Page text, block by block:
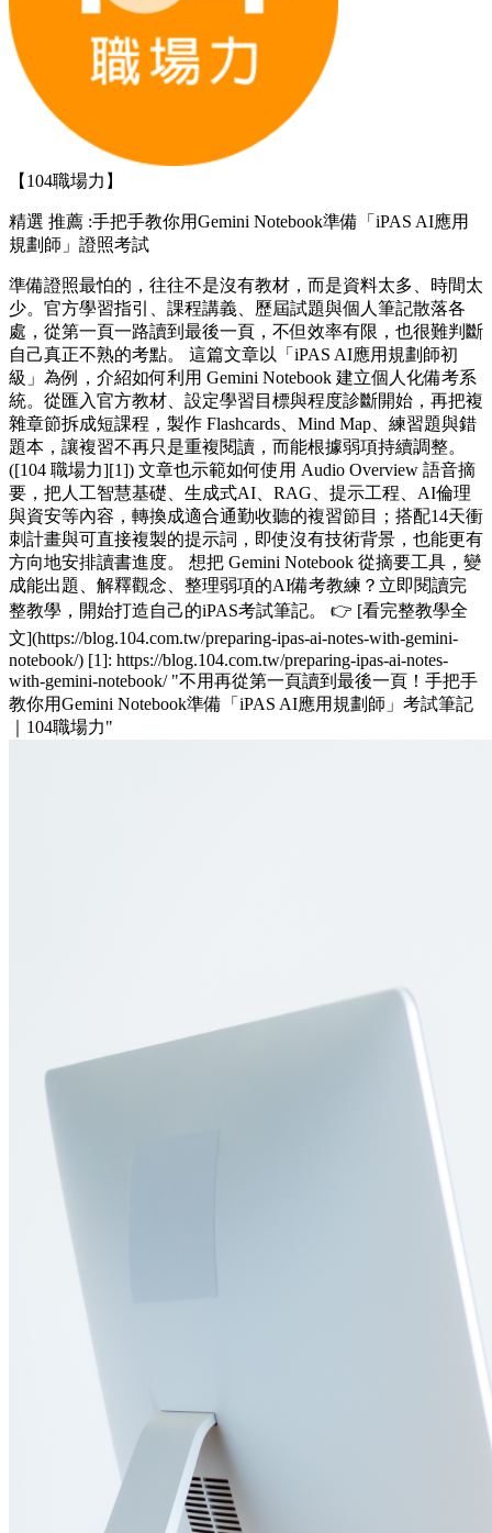
【104職場力】
精選 推薦 :手把手教你用Gemini Notebook準備「iPAS AI應用
規劃師」證照考試
準備證照最怕的，往往不是沒有教材，而是資料太多、時間太
少。官方學習指引、課程講義、歷屆試題與個人筆記散落各
處，從第一頁一路讀到最後一頁，不但效率有限，也很難判斷
自己真正不熟的考點。 這篇文章以「iPAS AI應用規劃師初
級」為例，介紹如何利用 Gemini Notebook 建立個人化備考系
統。從匯入官方教材、設定學習目標與程度診斷開始，再把複
雜章節拆成短課程，製作 Flashcards、Mind Map、練習題與錯
題本，讓複習不再只是重複閱讀，而能根據弱項持續調整。
([104 職場力][1]) 文章也示範如何使用 Audio Overview 語音摘
要，把人工智慧基礎、生成式AI、RAG、提示工程、AI倫理
與資安等內容，轉換成適合通勤收聽的複習節目；搭配14天衝
刺計畫與可直接複製的提示詞，即使沒有技術背景，也能更有
方向地安排讀書進度。 想把 Gemini Notebook 從摘要工具，變
成能出題、解釋觀念、整理弱項的AI備考教練？立即閱讀完
整教學，開始打造自己的iPAS考試筆記。 👉 [看完整教學全
文](https://blog.104.com.tw/preparing-ipas-ai-notes-with-gemini-
notebook/) [1]: https://blog.104.com.tw/preparing-ipas-ai-notes-
with-gemini-notebook/ "不用再從第一頁讀到最後一頁！手把手
教你用Gemini Notebook準備「iPAS AI應用規劃師」考試筆記
｜104職場力"